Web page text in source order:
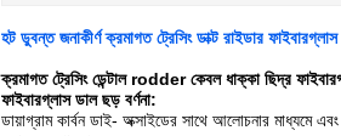
হট ডুবন্ত জনাকীর্ণ ক্রমাগত ট্রেসিং ডাক্ট রাইডার
ক্রমাগত ট্রেসিং ডেন্টাল rodder কেবল ধাক্কা ছিদ্র
ফাইবারগ্লাস ডাল ছড় বর্ণনা:
ডায়াগ্রাম কার্বন ডাই- অক্সাইডের সাথে আলোচনার মাধ্যমে এবং